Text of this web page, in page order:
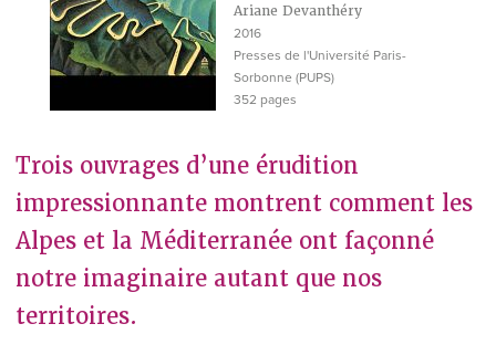
Ariane Devanthéry
2016
Presses de l'Université Paris-
Sorbonne (PUPS)
352 pages
Trois ouvrages d’une érudition
impressionnante montrent comment les
Alpes et la Méditerranée ont façonné
notre imaginaire autant que nos
territoires.